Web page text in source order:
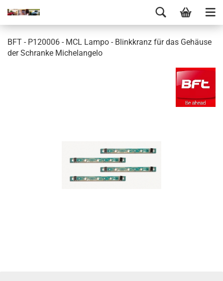
BFT - P120006 - MCL Lampo - Blinkkranz für das Gehäuse
der Schranke Michelangelo